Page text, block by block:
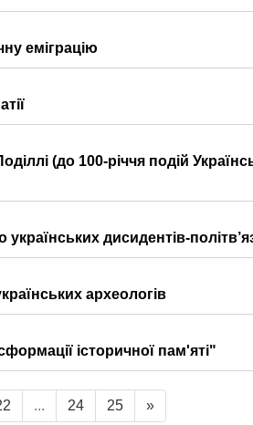
еміграцію
(до 100-річчя подій
дисидентів-
археологів
історичної пам'яті"
... 24 25 »